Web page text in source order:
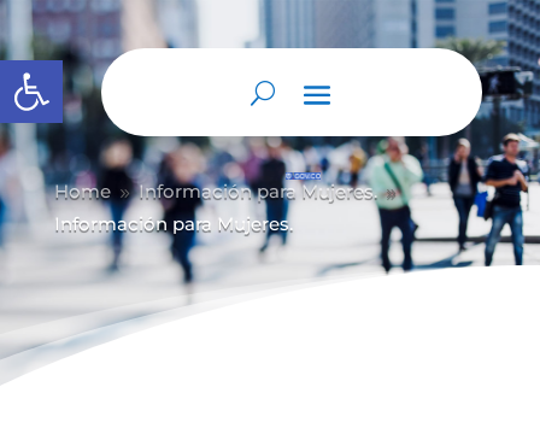
Abrir barra de herramientas
Home 9 Información para Mujeres. 9
Información para Mujeres.